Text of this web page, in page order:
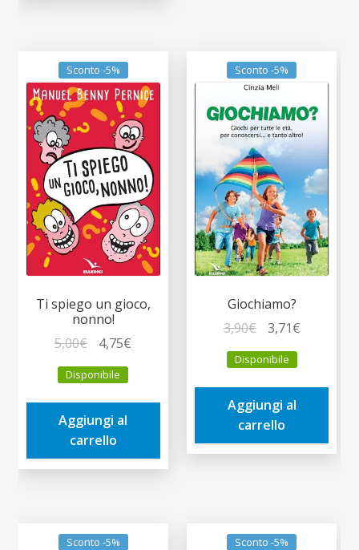
Sconto -5%
Ti spiego un gioco,
nonno!
5,00€
prezzo
originale
era:
5,00€.
4,75€
è:
Disponibile
Aggiungi al
carrello
Sconto -5%
Giochiamo?
3,90€
prezzo
originale
era:
3,90€.
3,71€Il
è:
Disponibile
Aggiungi al
carrello
Sconto -5% Sconto -5%